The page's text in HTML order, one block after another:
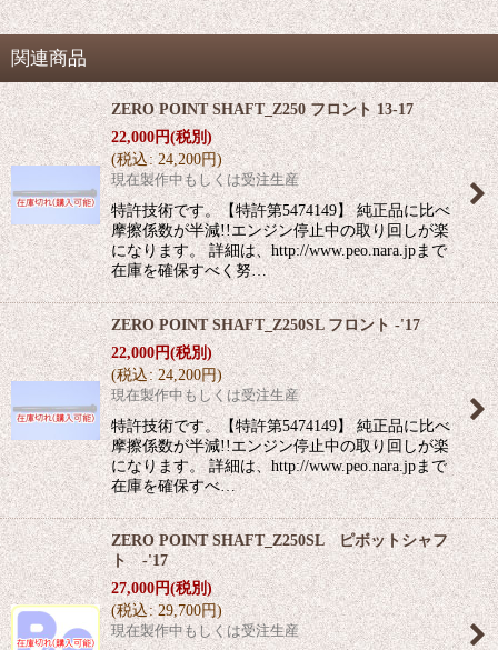
関連商品
ZERO POINT SHAFT_Z250 フロント 13-17
22,000円(税別)
(税込: 24,200円)
現在製作中もしくは受注生産
特許技術です。【特許第5474149】 純正品に比べ
摩擦係数が半減!!エンジン停止中の取り回しが楽
になります。 詳細は、http://www.peo.nara.jpまで
在庫を確保すべく努…
ZERO POINT SHAFT_Z250SL フロント -'17
22,000円(税別)
(税込: 24,200円)
現在製作中もしくは受注生産
特許技術です。【特許第5474149】 純正品に比べ
摩擦係数が半減!!エンジン停止中の取り回しが楽
になります。 詳細は、http://www.peo.nara.jpまで
在庫を確保すべ…
ZERO POINT SHAFT_Z250SL ピボットシャフ
ト -'17
27,000円(税別)
(税込: 29,700円)
現在製作中もしくは受注生産